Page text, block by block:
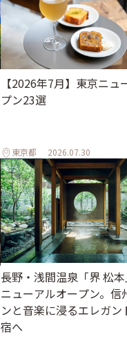
【2026年7月】東京ニュ
プン23選
東京都 2026.07.30
長野・浅間温泉「界 松本
ニューアルオープン。信
ンと音楽に浸るエレガン
宿へ